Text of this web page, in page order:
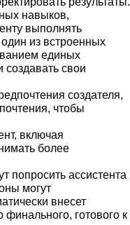
навыков,
выполнять
из встроенных
единых
создавать свои
создателя,
чтобы
включая
более
попросить ассистента
могут
внесет
готового к